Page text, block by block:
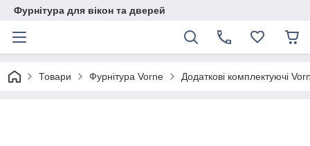
Фурнітура для вікон та дверей
Товари Фурнітура Vorne Додаткові комплектуючі